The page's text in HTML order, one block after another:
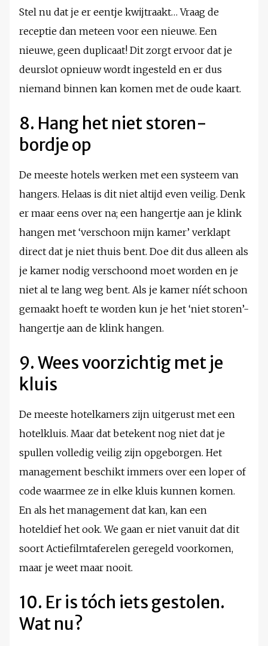
Stel nu dat je er eentje kwijtraakt… Vraag de
receptie dan meteen voor een nieuwe. Een
nieuwe, geen duplicaat! Dit zorgt ervoor dat je
deurslot opnieuw wordt ingesteld en er dus
niemand binnen kan komen met de oude kaart.
8. Hang het niet storen-
bordje op
De meeste hotels werken met een systeem van
hangers. Helaas is dit niet altijd even veilig. Denk
er maar eens over na; een hangertje aan je klink
hangen met ‘verschoon mijn kamer’ verklapt
direct dat je niet thuis bent. Doe dit dus alleen als
je kamer nodig verschoond moet worden en je
niet al te lang weg bent. Als je kamer níét schoon
gemaakt hoeft te worden kun je het ‘niet storen’-
hangertje aan de klink hangen.
9. Wees voorzichtig met je
kluis
De meeste hotelkamers zijn uitgerust met een
hotelkluis. Maar dat betekent nog niet dat je
spullen volledig veilig zijn opgeborgen. Het
management beschikt immers over een loper of
code waarmee ze in elke kluis kunnen komen.
En als het management dat kan, kan een
hoteldief het ook. We gaan er niet vanuit dat dit
soort Actiefilmtaferelen geregeld voorkomen,
maar je weet maar nooit.
10. Er is tóch iets gestolen.
Wat nu?